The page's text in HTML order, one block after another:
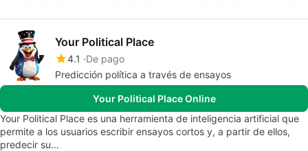
Your Political Place
4.1
De pago
Predicción política a través de ensayos
Your Political Place Online
Your Political Place es una herramienta de inteligencia artificial que
permite a los usuarios escribir ensayos cortos y, a partir de ellos,
predecir su…